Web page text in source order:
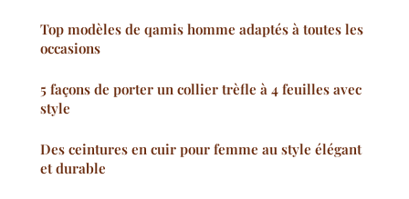
Top modèles de qamis homme adaptés à toutes les
occasions
5 façons de porter un collier trèfle à 4 feuilles avec
style
Des ceintures en cuir pour femme au style élégant
et durable